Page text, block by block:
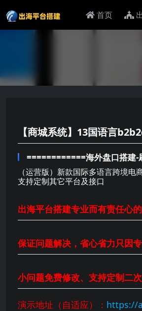
首页
【商城系统】13国语言
============海外盘口搭建
（运营版）新款国际多语言跨境
支持定制其它平台及接口
出海平台搭建专业而有责任心
保证问题解决，省心省力只因
小问题免费修改、支持定制二
演示地址（自适应）： https://